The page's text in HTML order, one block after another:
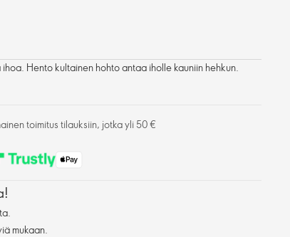
Hento kultainen hohto antaa iholle kauniin hehkun.
toimitus tilauksiin, jotka yli 50 €
mukaan.